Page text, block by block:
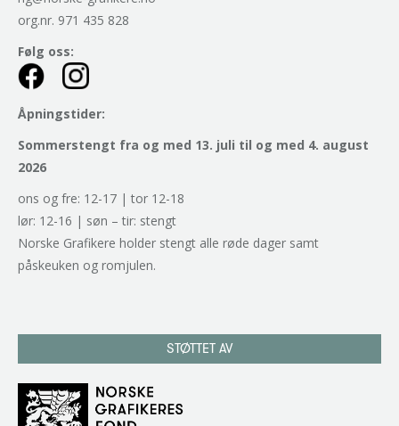
org.nr. 971 435 828
Følg oss:
Åpningstider:
Sommerstengt fra og med 13. juli til og med 4. august
2026
ons og fre: 12-17 | tor 12-18
lør: 12-16 | søn – tir: stengt
Norske Grafikere holder stengt alle røde dager samt
påskeuken og romjulen.
STØTTET AV